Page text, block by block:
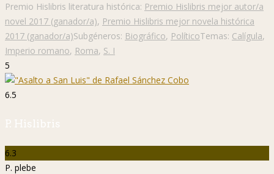
Premio Hislibris literatura histórica: Premio Hislibris mejor autor/a
novel 2017 (ganador/a), Premio Hislibris mejor novela histórica
2017 (ganador/a)Subgéneros: Biográfico, PolíticoTemas: Calígula,
Imperio romano, Roma, S. I
5
6.5
P. Hislibris
6.3
P. plebe